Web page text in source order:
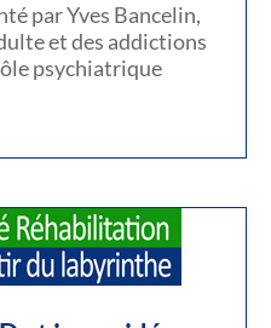
par Yves Bancelin,
et des addictions
psychiatrique